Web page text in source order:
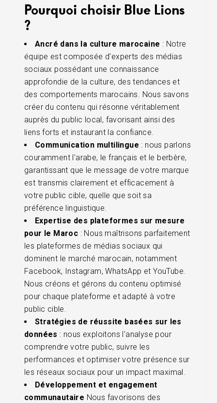
Pourquoi choisir Blue Lions
?
Ancré dans la culture marocaine : Notre
équipe est composée d'experts des médias
sociaux possédant une connaissance
approfondie de la culture, des tendances et
des comportements marocains. Nous savons
créer du contenu qui résonne véritablement
auprès du public local, favorisant ainsi des
liens forts et instaurant la confiance.
Communication multilingue : nous parlons
couramment l'arabe, le français et le berbère,
garantissant que le message de votre marque
est transmis clairement et efficacement à
votre public cible, quelle que soit sa
préférence linguistique.
Expertise des plateformes sur mesure
pour le Maroc : Nous maîtrisons parfaitement
les plateformes de médias sociaux qui
dominent le marché marocain, notamment
Facebook, Instagram, WhatsApp et YouTube.
Nous créons et gérons du contenu optimisé
pour chaque plateforme et adapté à votre
public cible.
Stratégies de réussite basées sur les
données : nous exploitons l'analyse pour
comprendre votre public, suivre les
performances et optimiser votre présence sur
les réseaux sociaux pour un impact maximal.
Développement et engagement
communautaire Nous favorisons des